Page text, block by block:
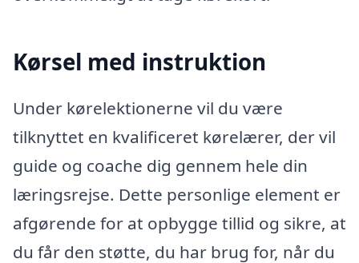
Kørsel med instruktion
Under kørelektionerne vil du være
tilknyttet en kvalificeret kørelærer, der vil
guide og coache dig gennem hele din
læringsrejse. Dette personlige element er
afgørende for at opbygge tillid og sikre, at
du får den støtte, du har brug for, når du